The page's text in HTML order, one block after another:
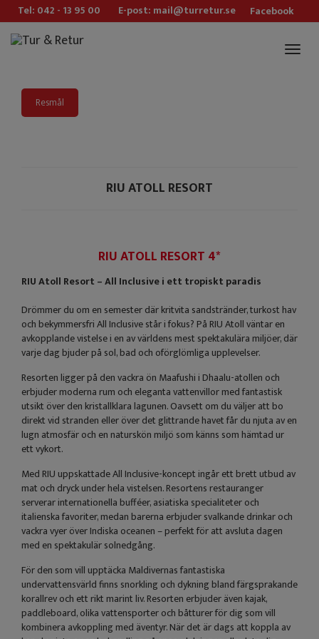
Tel: 042 - 13 95 00 E-post: mail@turretur.se Facebook
Resmål
RIU ATOLL RESORT
RIU ATOLL RESORT 4*
RIU Atoll Resort – All Inclusive i ett tropiskt paradis
Drömmer du om en semester där kritvita sandstränder, turkost hav
och bekymmersfri All Inclusive står i fokus? På RIU Atoll väntar en
avkopplande vistelse i en av världens mest spektakulära miljöer, där
varje dag bjuder på sol, bad och oförglömliga upplevelser.
Resorten ligger på den vackra ön Maafushi i Dhaalu-atollen och
erbjuder moderna rum och eleganta vattenvillor med fantastisk
utsikt över den kristallklara lagunen. Oavsett om du väljer att bo
direkt vid stranden eller över det glittrande havet får du njuta av en
lugn atmosfär och en naturskön miljö som känns som hämtad ur
ett vykort.
Med RIU uppskattade All Inclusive-koncept ingår ett brett utbud av
mat och dryck under hela vistelsen. Resortens restauranger
serverar internationella bufféer, asiatiska specialiteter och
italienska favoriter, medan barerna erbjuder svalkande drinkar och
vackra vyer över Indiska oceanen – perfekt för att avsluta dagen
med en spektakulär solnedgång.
För den som vill upptäcka Maldivernas fantastiska
undervattensvärld finns snorkling och dykning bland färgsprakande
korallrev och ett rikt marint liv. Resorten erbjuder även kajak,
paddleboard, olika vattensporter och båtturer för dig som vill
kombinera avkoppling med äventyr. När det är dags att koppla av